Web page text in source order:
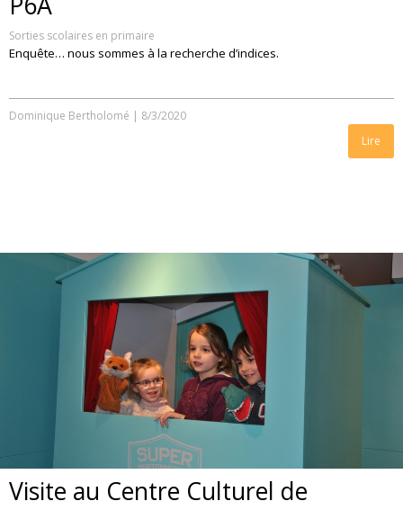
Sorties scolaires en primaire
Enquête… nous sommes à la recherche d’indices.
Dominique Bertholomé | 8/3/2020
Lire
Visite au Centre Culturel de